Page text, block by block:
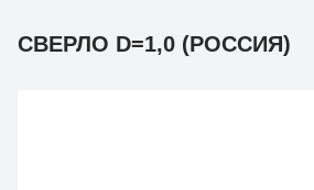
СВЕРЛО D=1,0 (РОССИЯ)